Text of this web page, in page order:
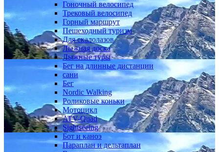
Гоночный велосипед
Трековый велосипед
Горный маршрут
Пешеходный туризм
Для скалолазов
Лыжная доска
Лыжные туры
Бег на длинные дистанции
сани
Бег
Nordic Walking
Роликовые коньки
Мотоцикл
ATV-Quad
Sightseeing
Бот и каноэ
Параплан и дельтаплан